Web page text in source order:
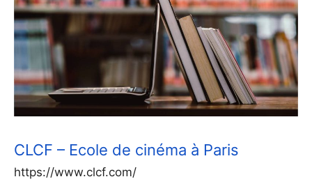
CLCF – Ecole de cinéma à Paris
https://www.clcf.com/